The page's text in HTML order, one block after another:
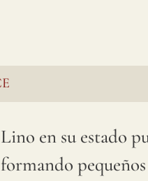
Lino en su estado
formando pequeños